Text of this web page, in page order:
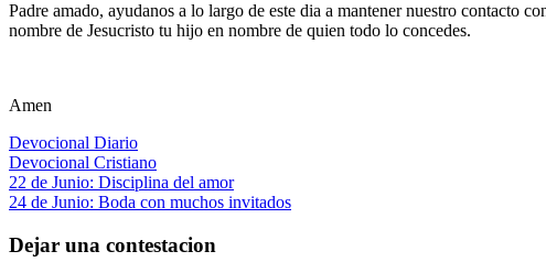
Padre amado, ayudanos a lo largo de este dia a mantener nuestro contacto
nombre de Jesucristo tu hijo en nombre de quien todo lo concedes.
Amen
Devocional Diario
Devocional Cristiano
Navegación
de
entradas
Entrada
anterior:
22 de Junio: Disciplina del amor
Siguiente
24 de Junio: Boda con muchos invitados
Dejar una contestacion